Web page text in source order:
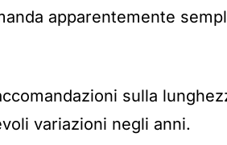
apparentemente
sulla
variazioni negli anni.